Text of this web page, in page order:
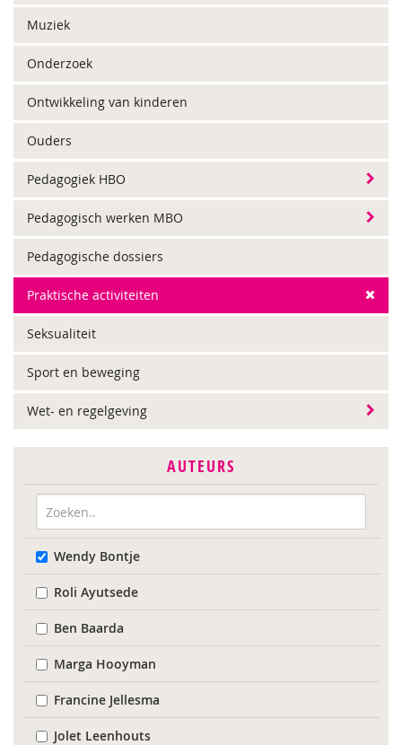
Muziek
Onderzoek
Ontwikkeling van kinderen
Ouders
Pedagogiek HBO
Pedagogisch werken MBO
Pedagogische dossiers
Praktische activiteiten
Seksualiteit
Sport en beweging
Wet- en regelgeving
AUTEURS
Wendy Bontje
Roli Ayutsede
Ben Baarda
Marga Hooyman
Francine Jellesma
Jolet Leenhouts